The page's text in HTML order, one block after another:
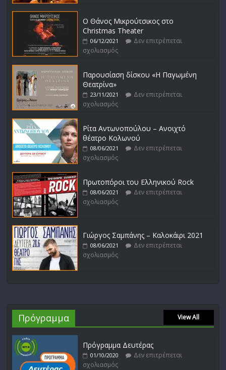
Ο Θάνος Μικρούτσικος στο
Christmas Theater
06/12/2021
Δεν επιτρέπεται
σχολιασμός
Παρουσίαση δίσκου «Η Παγωμένη
Θεατρίνα»
23/11/2021
Δεν επιτρέπεται
σχολιασμός
Ρίτα Αντωνοπούλου – Ανοιχτό
θέατρο Κολωνού
08/06/2021
Δεν επιτρέπεται
σχολιασμός
Πρωτοπόροι του Ελληνικού Rock
08/06/2021
Δεν επιτρέπεται
σχολιασμός
Γιώργος Σαμπάνης – Καλοκάιρι 2021
08/06/2021
Δεν επιτρέπεται
σχολιασμός
Πρόγραμμα View All
Πρόγραμμα Δευτέρας
01/10/2020
Δεν επιτρέπεται
σχολιασμός